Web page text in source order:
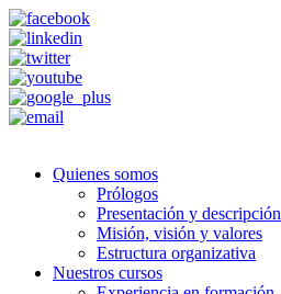
Quienes somos
Prólogos
Presentación y descripción
Misión, visión y valores
Estructura organizativa
Nuestros cursos